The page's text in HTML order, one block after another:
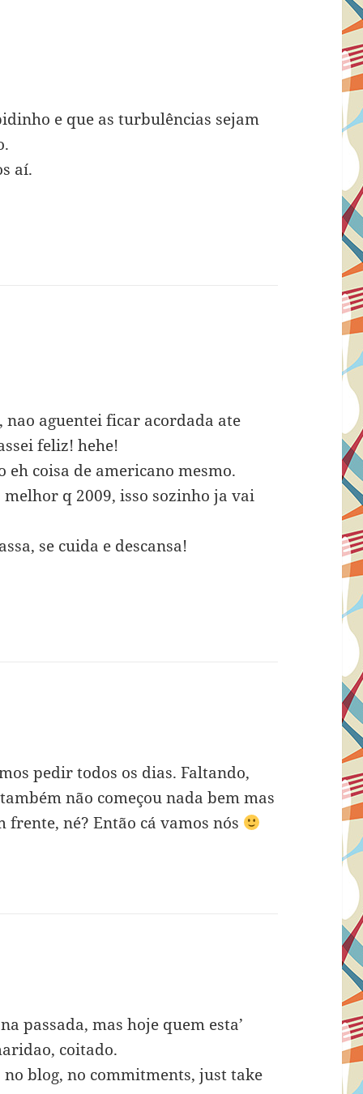
e que as turbulências sejam
aí.
aguentei ficar acordada ate
feliz! hehe!
eh coisa de americano mesmo.
q 2009, isso sozinho ja vai
se cuida e descansa!
pedir todos os dias. Faltando,
não começou nada bem mas
né? Então cá vamos nós
passada, mas hoje quem esta’
coitado.
blog, no commitments, just take